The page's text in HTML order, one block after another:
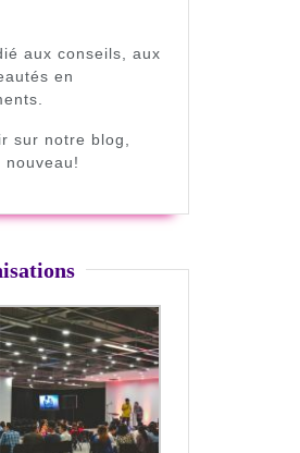
aux conseils, aux
en
sur notre blog,
nouveau!